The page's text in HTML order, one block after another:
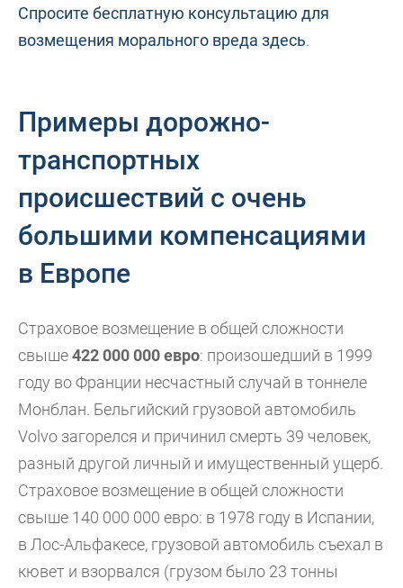
Спросите бесплатную консультацию для
возмещения морального вреда здесь.
Примеры дорожно-
транспортных
происшествий с очень
большими компенсациями
в Европе
Страховое возмещение в общей сложности
свыше422 000 000 евро: произошедший в 1999
году во Франции несчастный случай в тоннеле
Монблан. Бельгийский грузовой автомобиль
Volvo загорелся и причинил смерть 39 человек,
разный другой личный и имущественный ущерб.
Страховое возмещение в общей сложности
свыше 140 000 000 евро: в 1978 году в Испании,
в Лос-Альфакесе, грузовой автомобиль съехал в
кювет и взорвался (грузом было 23 тонны